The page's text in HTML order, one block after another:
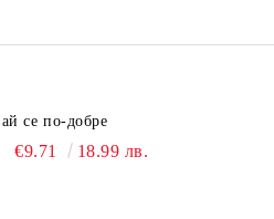
се по-добре
€9.71 18.99 лв.